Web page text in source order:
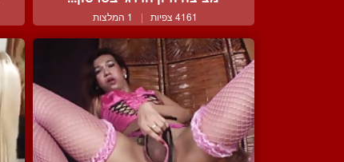
4161 צפיות | 1 המלצות